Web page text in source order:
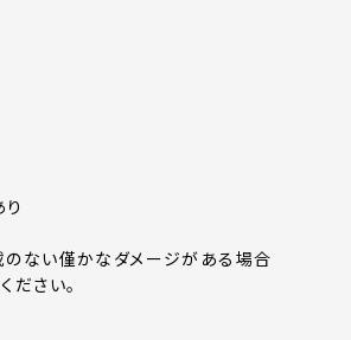
ない僅かなダメージがある場合
ださい。